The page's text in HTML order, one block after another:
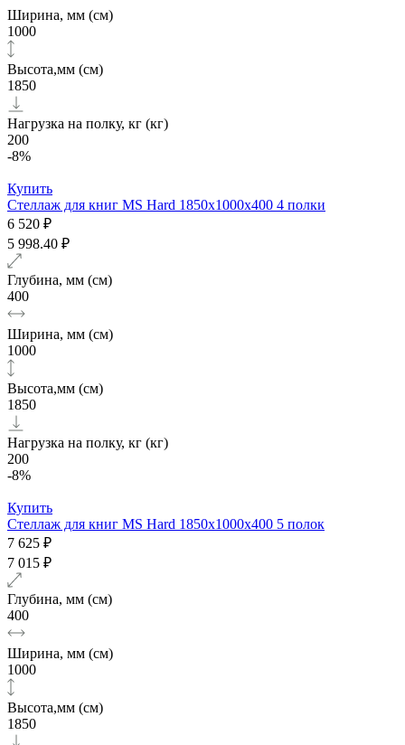
Ширина, мм (см)
1000
Высота,мм (см)
1850
Нагрузка на полку, кг (кг)
200
-8%
Купить
Стеллаж для книг MS Hard 1850х1000x400 4 полки
6 520 ₽
5 998.40 ₽
Глубина, мм (см)
400
Ширина, мм (см)
1000
Высота,мм (см)
1850
Нагрузка на полку, кг (кг)
200
-8%
Купить
Стеллаж для книг MS Hard 1850х1000x400 5 полок
7 625 ₽
7 015 ₽
Глубина, мм (см)
400
Ширина, мм (см)
1000
Высота,мм (см)
1850